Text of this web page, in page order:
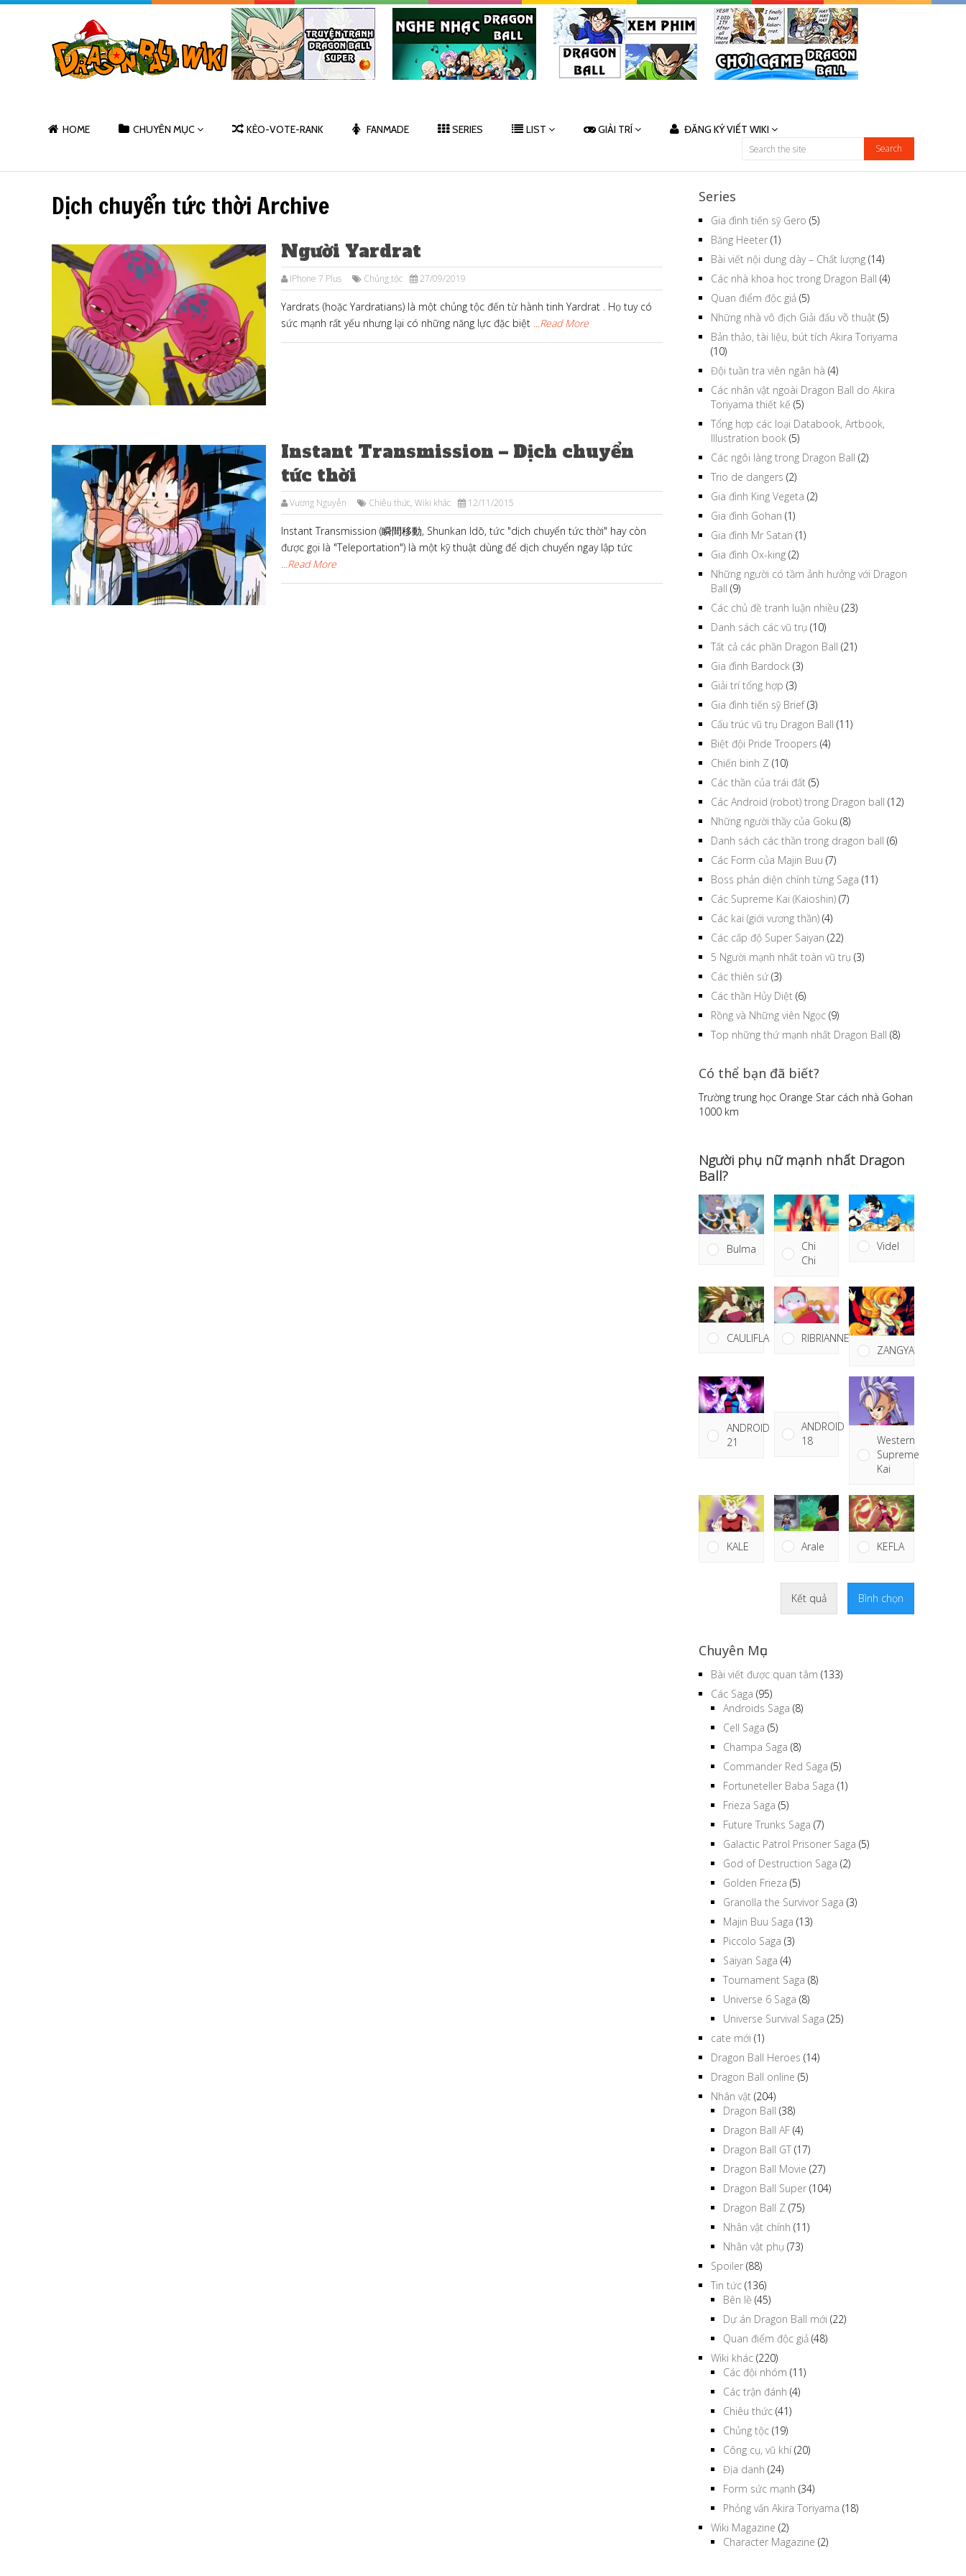
HOME CHUYÊN MỤC KÈO-VOTE-RANK FANMADE SERIES LIST GIẢI TRÍ ĐĂNG KÝ VIẾT WIKI
Dịch chuyển tức thời Archive
Người Yardrat
IPhone 7 Plus Chủng tộc 27/09/2019
Yardrats (hoặc Yardratians) là một chủng tộc đến từ hành tinh Yardrat . Họ tuy có
sức mạnh rất yếu nhưng lại có những năng lực đặc biệt ...Read More
Instant Transmission – Dịch chuyển
tức thời
Vương Nguyễn Chiêu thức, Wiki khác 12/11/2015
Instant Transmission (瞬間移動, Shunkan Idō, tức "dịch chuyển tức thời" hay còn
được gọi là "Teleportation") là một kỹ thuật dùng để dịch chuyển ngay lập tức
...Read More
Series
Gia đình tiến sỹ Gero (5)
Băng Heeter (1)
Bài viết nội dung dày – Chất lượng (14)
Các nhà khoa học trong Dragon Ball (4)
Quan điểm độc giả (5)
Những nhà vô địch Giải đấu võ thuật (5)
Bản thảo, tài liệu, bút tích Akira Toriyama
(10)
Đội tuần tra viên ngân hà (4)
Các nhân vật ngoài Dragon Ball do Akira
Toriyama thiết kế (5)
Tổng hợp các loại Databook, Artbook,
Illustration book (5)
Các ngôi làng trong Dragon Ball (2)
Trio de dangers (2)
Gia đình King Vegeta (2)
Gia đình Gohan (1)
Gia đình Mr Satan (1)
Gia đình Ox-king (2)
Những người có tầm ảnh hưởng với Dragon
Ball (9)
Các chủ đề tranh luận nhiều (23)
Danh sách các vũ trụ (10)
Tất cả các phần Dragon Ball (21)
Gia đình Bardock (3)
Giải trí tổng hợp (3)
Gia đình tiến sỹ Brief(3)
Cấu trúc vũ trụ Dragon Ball (11)
Biệt đội Pride Troopers (4)
Chiến binh Z (10)
Các thần của trái đất (5)
Các Android (robot) trong Dragon ball (12)
Những người thầy của Goku (8)
Danh sách các thần trong dragon ball (6)
Các Form của Majin Buu (7)
Boss phản diện chính từng Saga (11)
Các Supreme Kai (Kaioshin) (7)
Các kai (giới vương thần) (4)
Các cấp độ Super Saiyan (22)
5 Người mạnh nhất toàn vũ trụ (3)
Các thiên sứ (3)
Các thần Hủy Diệt (6)
Rồng và Những viên Ngọc (9)
Top những thứ mạnh nhất Dragon Ball (8)
Có thể bạn đã biết?
Trường trung học Orange Star cách nhà Gohan
1000 km
Người phụ nữ mạnh nhất Dragon
Ball?
Bulma
Chi
Chi
Videl
CAULIFLA
RIBRIANNE
ZANGYA
ANDROID
21
ANDROID
18
Western
Supreme
Kai
KALE Arale KEFLA
Kết quả Bình chọn
Chuyên Mục
Bài viết được quan tâm (133)
Các Saga (95)
Androids Saga (8)
Cell Saga (5)
Champa Saga (8)
Commander Red Saga (5)
Fortuneteller Baba Saga (1)
Frieza Saga (5)
Future Trunks Saga (7)
Galactic Patrol Prisoner Saga (5)
God of Destruction Saga (2)
Golden Frieza (5)
Granolla the Survivor Saga (3)
Majin Buu Saga (13)
Piccolo Saga (3)
Saiyan Saga (4)
Tournament Saga (8)
Universe 6 Saga (8)
Universe Survival Saga (25)
cate mới (1)
Dragon Ball Heroes (14)
Dragon Ball online (5)
Nhân vật (204)
Dragon Ball (38)
Dragon Ball AF (4)
Dragon Ball GT (17)
Dragon Ball Movie (27)
Dragon Ball Super (104)
Dragon Ball Z (75)
Nhân vật chính (11)
Nhân vật phụ (73)
Spoiler (88)
Tin tức (136)
Bên lề (45)
Dự án Dragon Ball mới (22)
Quan điểm độc giả (48)
Wiki khác (220)
Các đội nhóm (11)
Các trận đánh (4)
Chiêu thức (41)
Chủng tộc (19)
Công cụ, vũ khí(20)
Địa danh (24)
Form sức mạnh (34)
Phỏng vấn Akira Toriyama (18)
Wiki Magazine (2)
Character Magazine (2)